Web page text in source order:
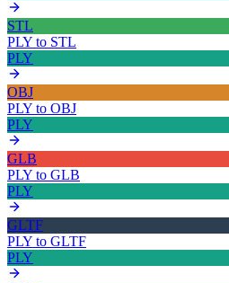
STL
PLY to STL
PLY
OBJ
PLY to OBJ
PLY
GLB
PLY to GLB
PLY
GLTF
PLY to GLTF
PLY